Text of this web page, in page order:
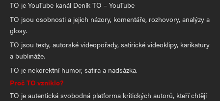
TO je YouTube kanál Deník TO – YouTube
TO jsou osobnosti a jejich názory, komentáře, rozhovory, analýzy a
glosy.
TO jsou texty, autorské videopořady, satirické videoklipy, karikatury
a bublináže.
TO je nekorektní humor, satira a nadsázka.
Proč TO vzniklo?
TO je autentická svobodná platforma kritických autorů, kteří chtějí